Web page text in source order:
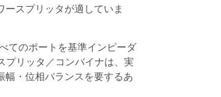
スプリッタが適していま
てのポートを基準インピーダ
リッタ／コンバイナは、実
幅・位相バランスを要するあ